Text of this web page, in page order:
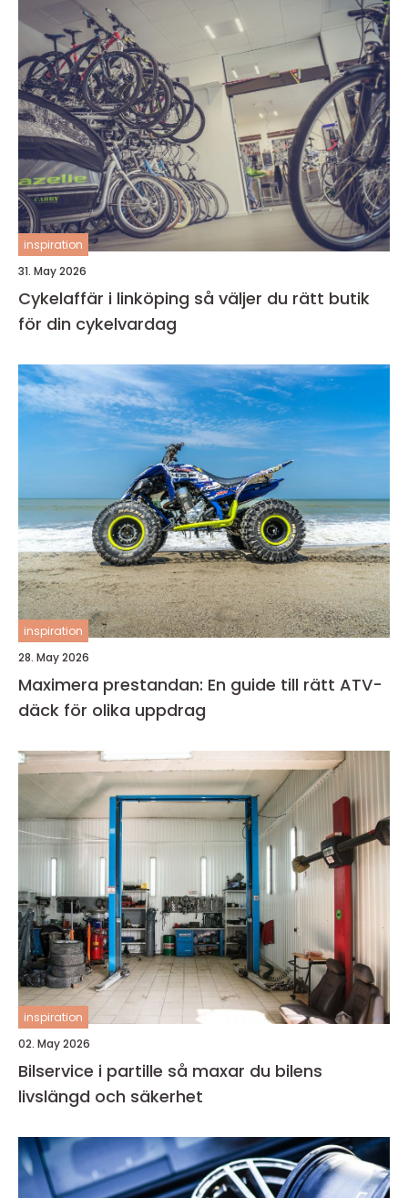
inspiration
31. May 2026
Cykelaffär i linköping så väljer du rätt butik
för din cykelvardag
inspiration
28. May 2026
Maximera prestandan: En guide till rätt ATV-
däck för olika uppdrag
inspiration
02. May 2026
Bilservice i partille så maxar du bilens
livslängd och säkerhet